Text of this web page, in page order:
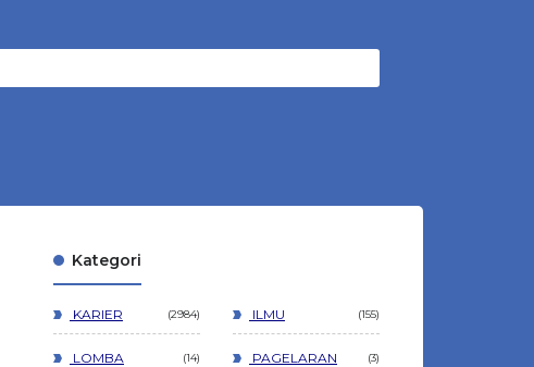
Kategori
KARIER 2984 ILMU 155
LOMBA 14 PAGELARAN 3